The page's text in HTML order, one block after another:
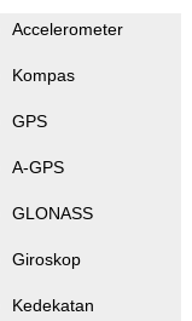
Accelerometer
Kompas
GPS
A-GPS
GLONASS
Giroskop
Kedekatan